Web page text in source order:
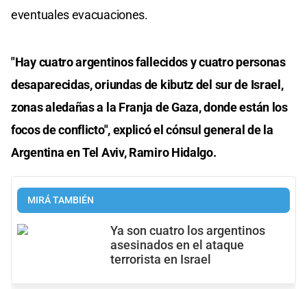
eventuales evacuaciones.
"Hay cuatro argentinos fallecidos y cuatro personas
desaparecidas, oriundas de kibutz del sur de Israel,
zonas aledañas a la Franja de Gaza, donde están los
focos de conflicto", explicó el cónsul general de la
Argentina en Tel Aviv, Ramiro Hidalgo.
MIRÁ TAMBIÉN
Ya son cuatro los argentinos
asesinados en el ataque
terrorista en Israel